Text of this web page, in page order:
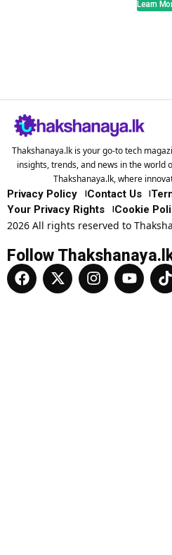
Learn
Thakshanaya.lk is your go-to tech
insights, trends, and news in the world
Thakshanaya.lk, where
Privacy Policy Contact Us
Your Privacy Rights
Cookie
2026 All rights reserved to
Follow